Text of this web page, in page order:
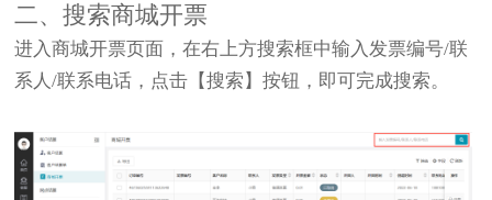
二、搜索商城开票
进入商城开票页面，在右上方搜索框中输入发票编号/联
系人/联系电话，点击【搜索】按钮，即可完成搜索。